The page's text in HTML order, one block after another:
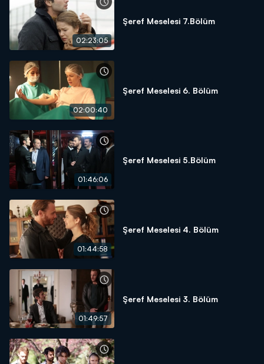
02:23:05
Şeref Meselesi 7.Bölüm
02:00:40
Şeref Meselesi 6. Bölüm
01:46:06
Şeref Meselesi 5.Bölüm
01:44:58
Şeref Meselesi 4. Bölüm
01:49:57
Şeref Meselesi 3. Bölüm